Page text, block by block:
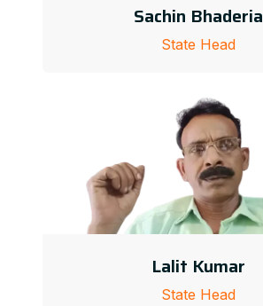
Sachin Bhaderia
State Head
Lalit Kumar
State Head